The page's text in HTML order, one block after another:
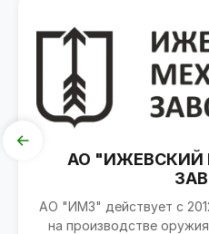
АО "ИЖЕВСКИЙ
АО "ИМЗ" действует с
на производстве